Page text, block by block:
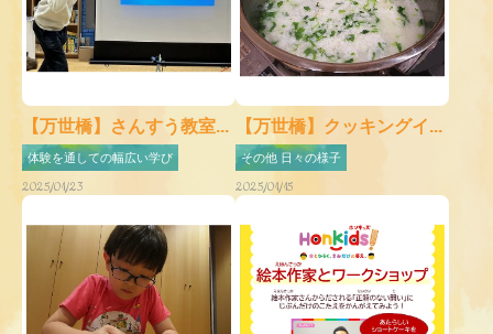
【万世橋】さんすう教室...
体験を通しての幅広い学び
2025/01/23
【万世橋】クッキングイ...
その他 日々の様子
2025/01/15